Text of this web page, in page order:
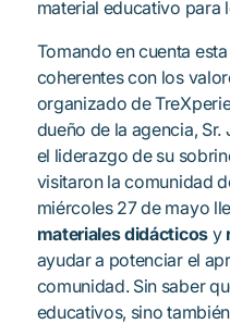
material educativo para
Tomando en cuenta
coherentes con los
organizado de
dueño de la agencia,
el liderazgo de su
visitaron la comunidad
miércoles 27 de mayo
materiales didácticosy
ayudar a potenciar el
comunidad. Sin saber
educativos, sino